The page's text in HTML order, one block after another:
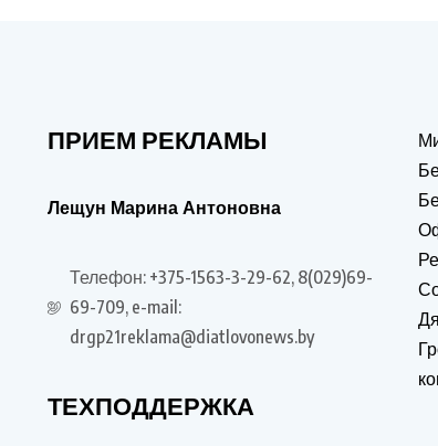
ПРИЕМ РЕКЛАМЫ
Лещун Марина Антоновна
Телефон: +375-1563-3-29-62, 8(029)69-
69-709, e-mail:
drgp21reklama@diatlovonews.by
ТЕХПОДДЕРЖКА